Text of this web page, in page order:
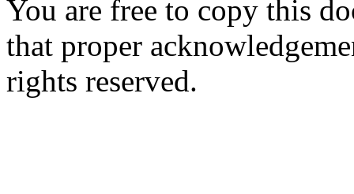
You are free to copy this
that proper
rights reserved.